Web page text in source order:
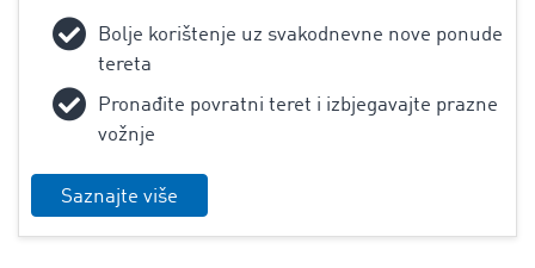
Bolje korištenje uz svakodnevne nove ponude
tereta
Pronađite povratni teret i izbjegavajte prazne
vožnje
Saznajte više